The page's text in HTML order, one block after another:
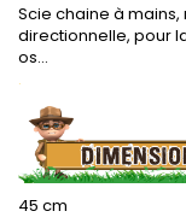
Scie chaine à
directionnelle, pour
os...
.
45 cm